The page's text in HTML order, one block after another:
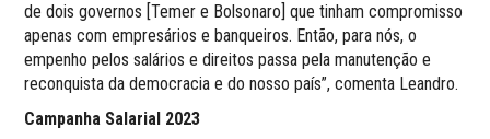
de dois governos [Temer e Bolsonaro] que tinham compromisso
apenas com empresários e banqueiros. Então, para nós, o
empenho pelos salários e direitos passa pela manutenção e
reconquista da democracia e do nosso país”, comenta Leandro.
Campanha Salarial 2023